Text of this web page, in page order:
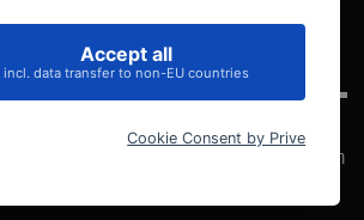
Cookie-Einstellungen
Accept all
incl. data transfer to non-EU countries
Cookie Consent by Prive